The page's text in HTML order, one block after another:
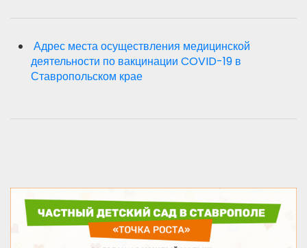
Адрес места осуществления медицинской
деятельности по вакцинации COVID-19 в
Ставропольском крае